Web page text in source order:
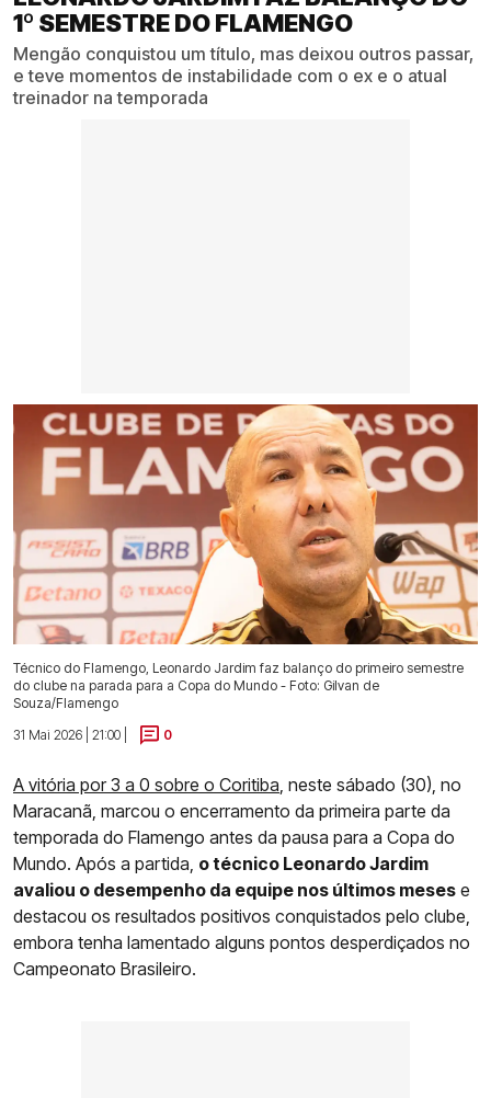
1º SEMESTRE DO FLAMENGO
Mengão conquistou um título, mas deixou outros passar,
e teve momentos de instabilidade com o ex e o atual
treinador na temporada
Técnico do Flamengo, Leonardo Jardim faz balanço do primeiro semestre
do clube na parada para a Copa do Mundo - Foto: Gilvan de
Souza/Flamengo
31 Mai 2026 | 21:00 |
0
A vitória por 3 a 0 sobre o Coritiba, neste sábado (30), no
Maracanã, marcou o encerramento da primeira parte da
temporada do Flamengo antes da pausa para a Copa do
Mundo. Após a partida, o técnico Leonardo Jardim
avaliou o desempenho da equipe nos últimos meses e
destacou os resultados positivos conquistados pelo clube,
embora tenha lamentado alguns pontos desperdiçados no
Campeonato Brasileiro.